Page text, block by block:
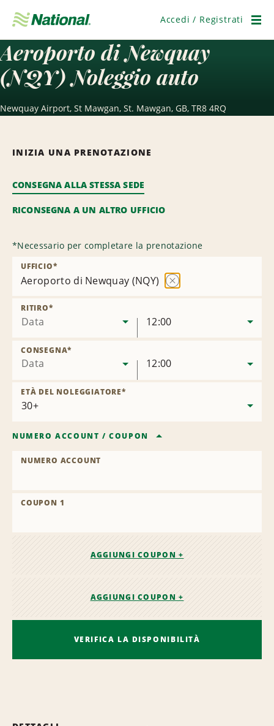
navigazione
Accedi / Registrati
Aeroporto di Newquay
(NQY) Noleggio auto
Newquay Airport, St Mawgan, St. Mawgan, GB, TR8 4RQ
INIZIA UNA PRENOTAZIONE
CONSEGNA ALLA STESSA SEDE
RICONSEGNA A UN ALTRO UFFICIO
*Necessario per completare la prenotazione
Aeroporto di Newquay (NQY)
UFFICIO*
Data
RITIRO*
12:00
Data
CONSEGNA*
12:00
ETÀ DEL NOLEGGIATORE*
NUMERO ACCOUNT /COUPON
NUMERO ACCOUNT
COUPON 1
AGGIUNGI COUPON +
AGGIUNGI COUPON +
VERIFICA LA DISPONIBILITÀ